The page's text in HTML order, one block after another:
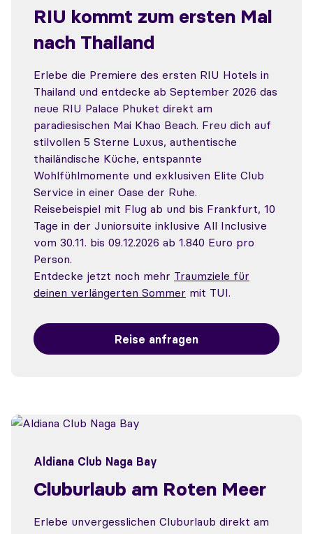
RIU kommt zum ersten Mal
nach Thailand
Erlebe die Premiere des ersten RIU Hotels in
Thailand und entdecke ab September 2026 das
neue RIU Palace Phuket direkt am
paradiesischen Mai Khao Beach. Freu dich auf
stilvollen 5 Sterne Luxus, authentische
thailändische Küche, entspannte
Wohlfühlmomente und exklusiven Elite Club
Service in einer Oase der Ruhe.
Reisebeispiel mit Flug ab und bis Frankfurt, 10
Tage in der Juniorsuite inklusive All Inclusive
vom 30.11. bis 09.12.2026 ab 1.840 Euro pro
Person.
Entdecke jetzt noch mehr Traumziele für
deinen verlängerten Sommer mit TUI.
Reise anfragen
Aldiana Club Naga Bay
Cluburlaub am Roten Meer
Erlebe unvergesslichen Cluburlaub direkt am